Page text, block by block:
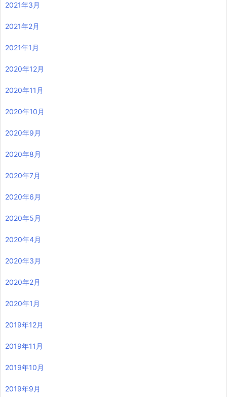
2021年3月
2021年2月
2021年1月
2020年12月
2020年11月
2020年10月
2020年9月
2020年8月
2020年7月
2020年6月
2020年5月
2020年4月
2020年3月
2020年2月
2020年1月
2019年12月
2019年11月
2019年10月
2019年9月